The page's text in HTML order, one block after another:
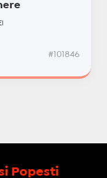
#101846
Popesti